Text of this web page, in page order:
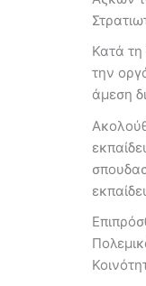
Κατά τη
την
άμεση